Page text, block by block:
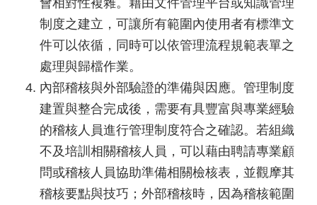
會相對性複雜。藉由文件管理平台或知識管理
制度之建立，可讓所有範圍內使用者有標準文
件可以依循，同時可以依管理流程規範表單之
處理與歸檔作業。
內部稽核與外部驗證的準備與因應。管理制度
建置與整合完成後，需要有具豐富與專業經驗
的稽核人員進行管理制度符合之確認。若組織
不及培訓相關稽核人員，可以藉由聘請專業顧
問或稽核人員協助準備相關檢核表，並觀摩其
稽核要點與技巧；外部稽核時，因為稽核範圍